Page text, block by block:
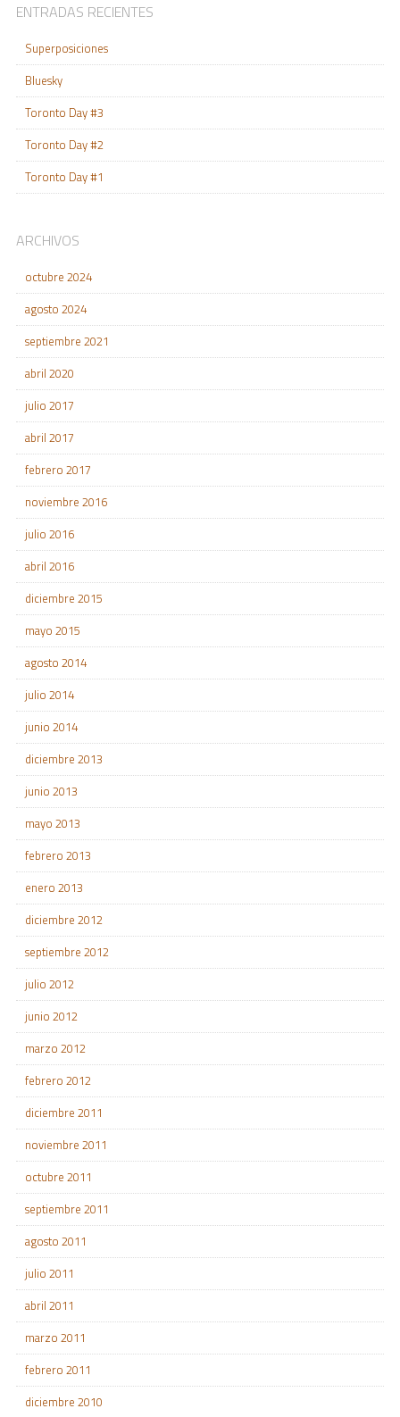
ENTRADAS RECIENTES
Superposiciones
Bluesky
Toronto Day #3
Toronto Day #2
Toronto Day #1
ARCHIVOS
octubre 2024
agosto 2024
septiembre 2021
abril 2020
julio 2017
abril 2017
febrero 2017
noviembre 2016
julio 2016
abril 2016
diciembre 2015
mayo 2015
agosto 2014
julio 2014
junio 2014
diciembre 2013
junio 2013
mayo 2013
febrero 2013
enero 2013
diciembre 2012
septiembre 2012
julio 2012
junio 2012
marzo 2012
febrero 2012
diciembre 2011
noviembre 2011
octubre 2011
septiembre 2011
agosto 2011
julio 2011
abril 2011
marzo 2011
febrero 2011
diciembre 2010